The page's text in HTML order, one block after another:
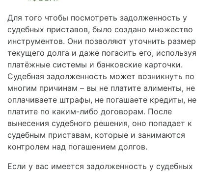
Для того чтобы посмотреть задолженность у
судебных приставов, было создано множество
инструментов. Они позволяют уточнить размер
текущего долга и даже погасить его, используя
платёжные системы и банковские карточки.
Судебная задолженность может возникнуть по
многим причинам – вы не платите алименты, не
оплачиваете штрафы, не погашаете кредиты, не
платите по каким-либо договорам. После
вынесения судебного решения, оно попадает к
судебным приставам, которые и занимаются
контролем над погашением долгов.
Если у вас имеется задолженность у судебных